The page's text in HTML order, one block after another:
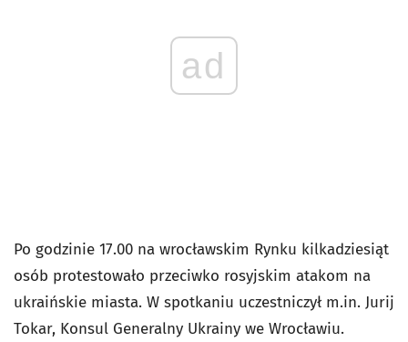
ad
Po godzinie 17.00 na wrocławskim Rynku kilkadziesiąt
osób protestowało przeciwko rosyjskim atakom na
ukraińskie miasta. W spotkaniu uczestniczył m.in. Jurij
Tokar, Konsul Generalny Ukrainy we Wrocławiu.